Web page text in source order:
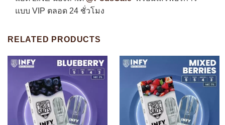
แบบ VIP ตลอด 24 ชั่วโมง
RELATED PRODUCTS